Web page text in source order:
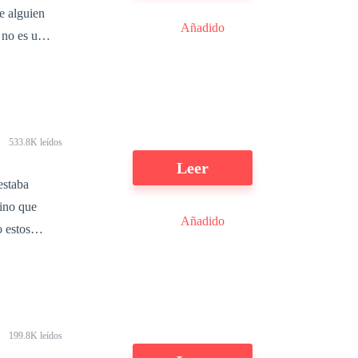
con
a
alguien
es un
ser su
en
Añadido
533.8K leídos
que
estos
ese
Leer
Añadido
199.8K leídos